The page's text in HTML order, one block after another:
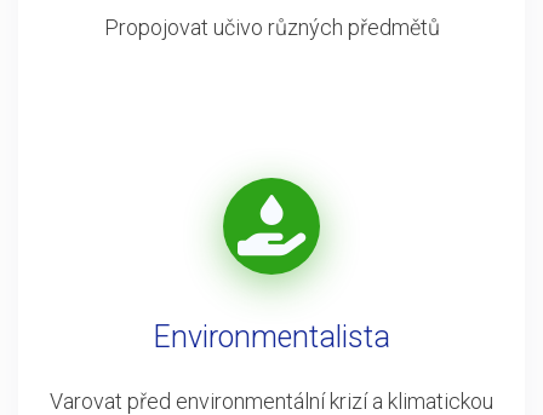
Propojovat učivo různých předmětů
Environmentalista
Varovat před environmentální krizí a klimatickou